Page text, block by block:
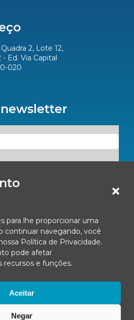
para lhe proporcionar uma
continuar navegando, você
Política de Privacidade.
pode afetar
e funções.
Aceitar
Negar
2, Lote 12,
- Ed. Via Capital
020
newsletter
da Fenacon.
com nossaPolítica de Privacidade
de privacidade